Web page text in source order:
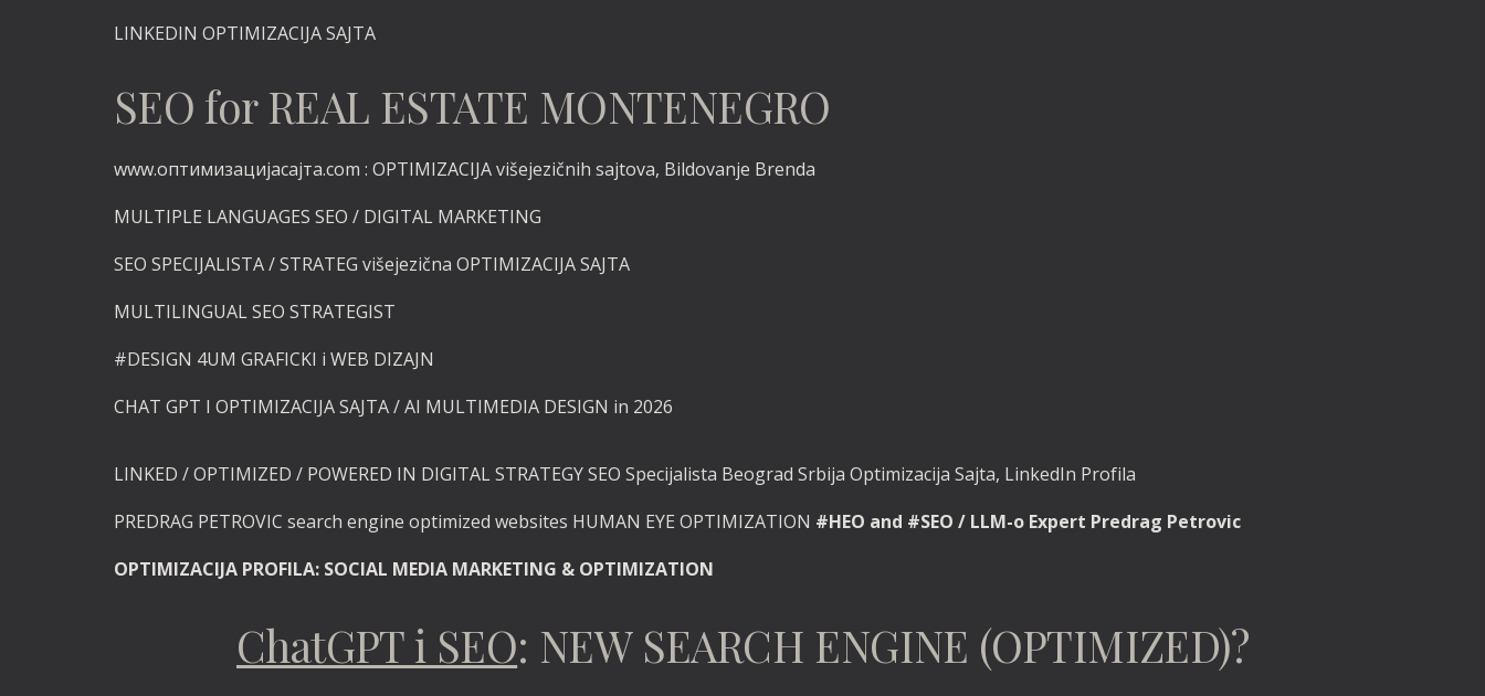
LINKEDIN OPTIMIZACIJA SAJTA
SEO for REAL ESTATE MONTENEGRO
www.оптимизацијасајта.com : OPTIMIZACIJA višejezičnih sajtova, Bildovanje Brenda
MULTIPLE LANGUAGES SEO / DIGITAL MARKETING
SEO SPECIJALISTA / STRATEG višejezična OPTIMIZACIJA SAJTA
MULTILINGUAL SEO STRATEGIST
#DESIGN 4UM GRAFICKI i WEB DIZAJN
CHAT GPT I OPTIMIZACIJA SAJTA / AI MULTIMEDIA DESIGN in 2026
LINKED / OPTIMIZED / POWERED IN DIGITAL STRATEGY SEO Specijalista Beograd Srbija Optimizacija Sajta, LinkedIn Profila
PREDRAG PETROVIC search engine optimized websites HUMAN EYE OPTIMIZATION #HEO and #SEO / LLM-o Expert Predrag Petrovic
OPTIMIZACIJA PROFILA: SOCIAL MEDIA MARKETING & OPTIMIZATION
ChatGPT i SEO: NEW SEARCH ENGINE (OPTIMIZED)?